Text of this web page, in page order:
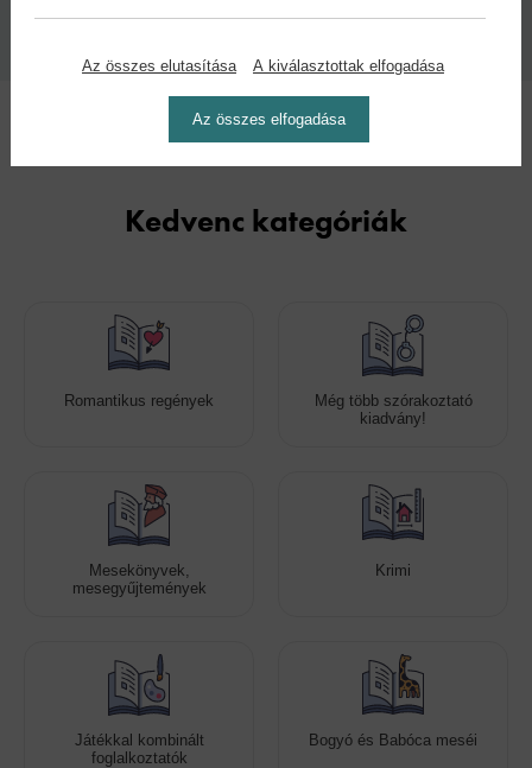
Kedvenc kategóriák
Romantikus regények
Még több szórakoztató
kiadvány!
Mesekönyvek,
mesegyűjtemények
Krimi
Játékkal kombinált
foglalkoztatók
Bogyó és Babóca meséi
Az összes elutasítása A kiválasztottak elfogadása
Az összes elfogadása